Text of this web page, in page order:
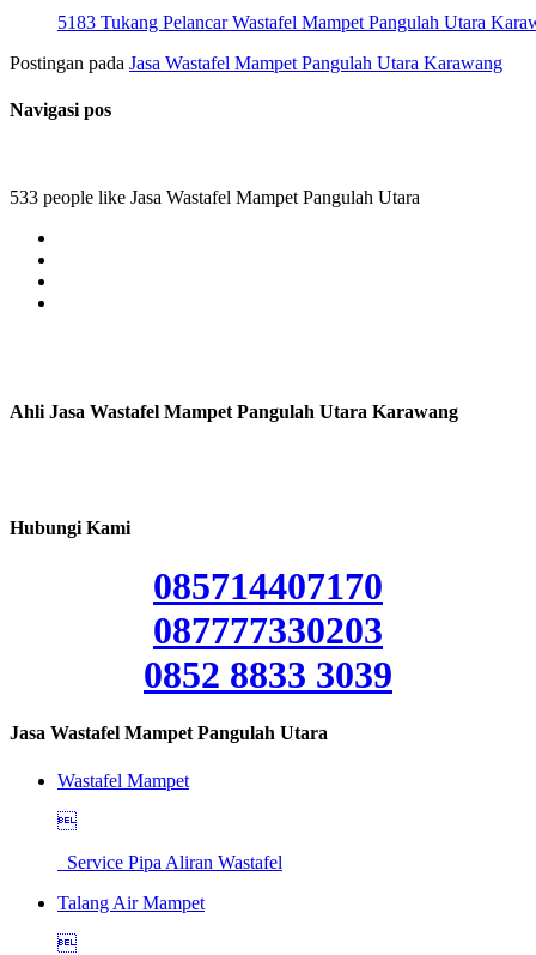
5183 Tukang Pelancar Wastafel Mampet Pangulah Utara
Postingan pada Jasa Wastafel Mampet Pangulah Utara Karawang
Navigasi pos
533 people like Jasa Wastafel Mampet Pangulah Utara
Ahli Jasa Wastafel Mampet Pangulah Utara Karawang
Hubungi Kami
085714407170
087777330203
0852 8833 3039
Jasa Wastafel Mampet Pangulah Utara
Wastafel Mampet

Service Pipa Aliran Wastafel
Talang Air Mampet
